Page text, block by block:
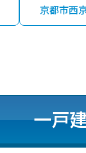
京都市西
一戸